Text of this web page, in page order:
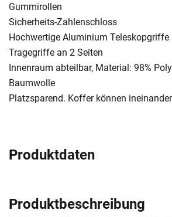
Gummirollen
Sicherheits-Zahlenschloss
Hochwertige Aluminium Teleskopgriffe
Tragegriffe an 2 Seiten
Innenraum abteilbar, Material: 98%
Baumwolle
Platzsparend. Koffer können
Produktdaten
Produktbeschreibung